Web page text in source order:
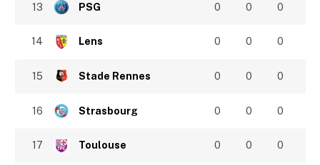
13 PSG 0 0 0
14 Lens 0 0 0
15 Stade Rennes 0 0 0
16 Strasbourg 0 0 0
17 Toulouse 0 0 0